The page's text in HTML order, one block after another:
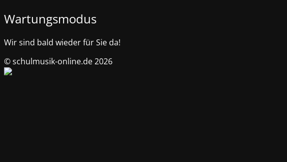
Wartungsmodus
Wir sind bald wieder für Sie da!
© schulmusik-online.de 2026